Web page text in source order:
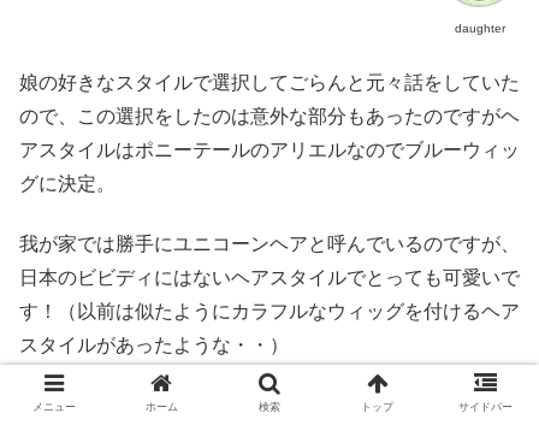
daughter
娘の好きなスタイルで選択してごらんと元々話をしていた
ので、この選択をしたのは意外な部分もあったのですがヘ
アスタイルはポニーテールのアリエルなのでブルーウィッ
グに決定。
我が家では勝手にユニコーンヘアと呼んでいるのですが、
日本のビビディにはないヘアスタイルでとっても可愛いで
す！（以前は似たようにカラフルなウィッグを付けるヘア
スタイルがあったような・・）
メニュー ホーム 検索 トップ サイドバー